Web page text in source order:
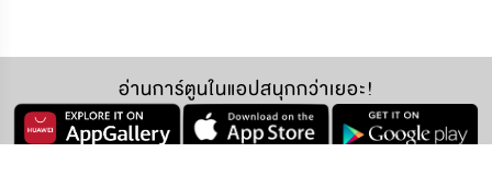
อ่านการ์ตูนในแอปสนุกกว่าเยอะ!